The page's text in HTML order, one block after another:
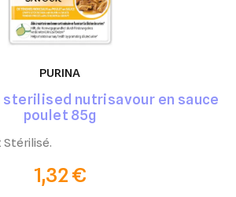
PURINA
sterilised nutrisavour en sauce
poulet 85g
Stérilisé.
1,32 €